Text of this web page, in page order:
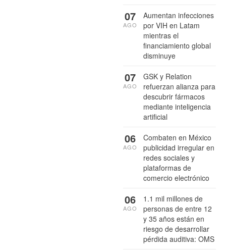
Aumentan infecciones
por VIH en Latam
mientras el
financiamiento global
disminuye
07
AGO
GSK y Relation
refuerzan alianza para
descubrir fármacos
mediante inteligencia
artificial
07
AGO
Combaten en México
publicidad irregular en
redes sociales y
plataformas de
comercio electrónico
06
AGO
1.1 mil millones de
personas de entre 12
y 35 años están en
riesgo de desarrollar
pérdida auditiva: OMS
06
AGO